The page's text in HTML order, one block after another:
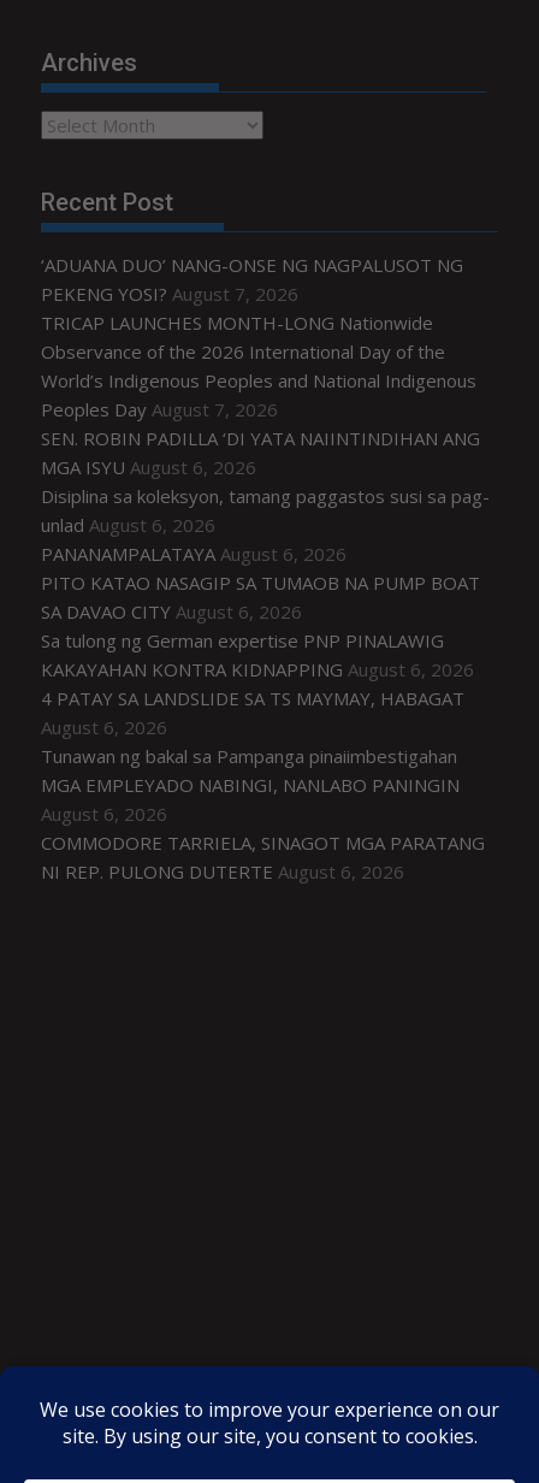
Archives
Archives
Recent Post
‘ADUANA DUO’ NANG-ONSE NG NAGPALUSOT NG
PEKENG YOSI? August 7, 2026
TRICAP LAUNCHES MONTH-LONG Nationwide
Observance of the 2026 International Day of the
World’s Indigenous Peoples and National Indigenous
Peoples Day August 7, 2026
SEN. ROBIN PADILLA ‘DI YATA NAIINTINDIHAN ANG
MGA ISYU August 6, 2026
Disiplina sa koleksyon, tamang paggastos susi sa pag-
unlad August 6, 2026
PANANAMPALATAYA August 6, 2026
PITO KATAO NASAGIP SA TUMAOB NA PUMP BOAT
SA DAVAO CITY August 6, 2026
Sa tulong ng German expertise PNP PINALAWIG
KAKAYAHAN KONTRA KIDNAPPING August 6, 2026
4 PATAY SA LANDSLIDE SA TS MAYMAY, HABAGAT
August 6, 2026
Tunawan ng bakal sa Pampanga pinaiimbestigahan
MGA EMPLEYADO NABINGI, NANLABO PANINGIN
August 6, 2026
COMMODORE TARRIELA, SINAGOT MGA PARATANG
NI REP. PULONG DUTERTE August 6, 2026